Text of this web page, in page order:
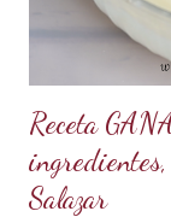
Receta
Salazar